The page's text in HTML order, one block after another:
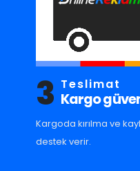
3 Teslimat
Kargo
Kargoda kırılma ve
destek verir.